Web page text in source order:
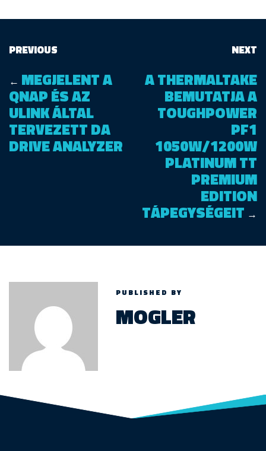
PREVIOUS
← MEGJELENT A
QNAP ÉS AZ
ULINK ÁLTAL
TERVEZETT DA
DRIVE ANALYZER
NEXT
A THERMALTAKE
BEMUTATJA A
TOUGHPOWER
PF1
1050W/1200W
PLATINUM TT
PREMIUM
EDITION
TÁPEGYSÉGEIT →
PUBLISHED BY
MOGLER